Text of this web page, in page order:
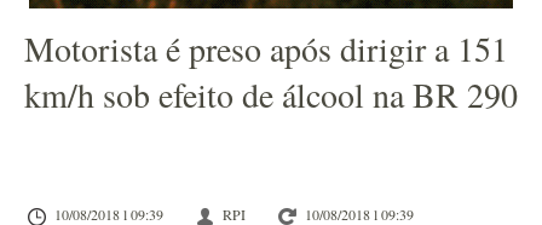
Motorista é preso após dirigir a 151
km/h sob efeito de álcool na BR 290
10/08/2018 l 09:39 RPI 10/08/2018 l 09:39